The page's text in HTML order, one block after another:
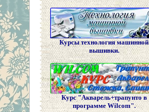
Курсы технология машинной
вышивки.
Курс "Акварель+трапунто в
программе Wilcom".